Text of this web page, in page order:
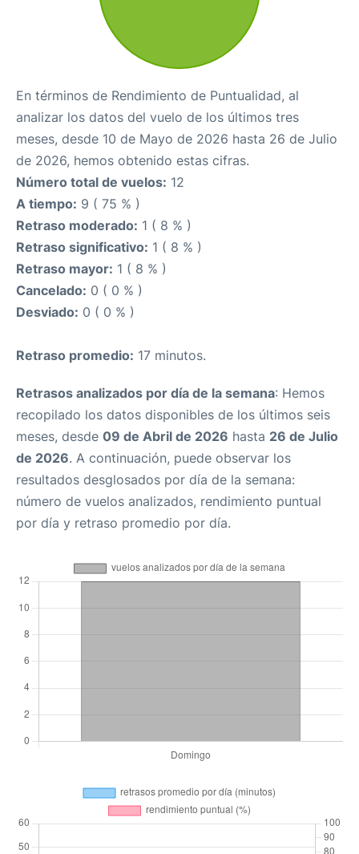
En términos de Rendimiento de Puntualidad, al
analizar los datos del vuelo de los últimos tres
meses, desde 10 de Mayo de 2026 hasta 26 de Julio
de 2026, hemos obtenido estas cifras.
Número total de vuelos: 12
A tiempo: 9 ( 75 % )
Retraso moderado: 1 ( 8 % )
Retraso significativo: 1 ( 8 % )
Retraso mayor: 1 ( 8 % )
Cancelado: 0 ( 0 % )
Desviado: 0 ( 0 % )
Retraso promedio: 17 minutos.
Retrasos analizados por día de la semana: Hemos
recopilado los datos disponibles de los últimos seis
meses, desde 09 de Abril de 2026 hasta 26 de Julio
de 2026. A continuación, puede observar los
resultados desglosados por día de la semana:
número de vuelos analizados, rendimiento puntual
por día y retraso promedio por día.